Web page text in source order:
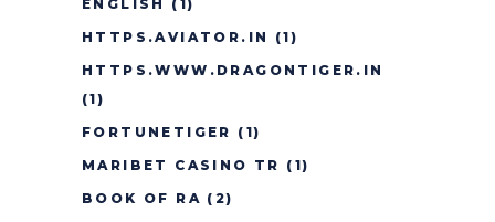
ENGLISH
(1)
HTTPS.AVIATOR.IN
(1)
HTTPS.WWW.DRAGONTIGER.IN
(1)
FORTUNETIGER (1)
MARIBET CASINO TR (1)
BOOK OF RA (2)